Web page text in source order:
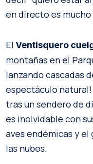
en directo es
El Ventisquero
montañas en el
lanzando cascadas
espectáculo
tras un sendero de
es inolvidable con
aves endémicas y
las nubes.